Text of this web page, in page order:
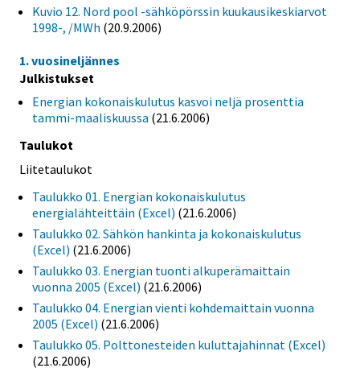
Kuvio 12. Nord pool -sähköpörssin kuukausikeskiarvot
1998-, /MWh (20.9.2006)
1. vuosineljännes
Julkistukset
Energian kokonaiskulutus kasvoi neljä prosenttia
tammi-maaliskuussa (21.6.2006)
Taulukot
Liitetaulukot
Taulukko 01. Energian kokonaiskulutus
energialähteittäin (Excel) (21.6.2006)
Taulukko 02. Sähkön hankinta ja kokonaiskulutus
(Excel) (21.6.2006)
Taulukko 03. Energian tuonti alkuperämaittain
vuonna 2005 (Excel) (21.6.2006)
Taulukko 04. Energian vienti kohdemaittain vuonna
2005 (Excel) (21.6.2006)
Taulukko 05. Polttonesteiden kuluttajahinnat (Excel)
(21.6.2006)